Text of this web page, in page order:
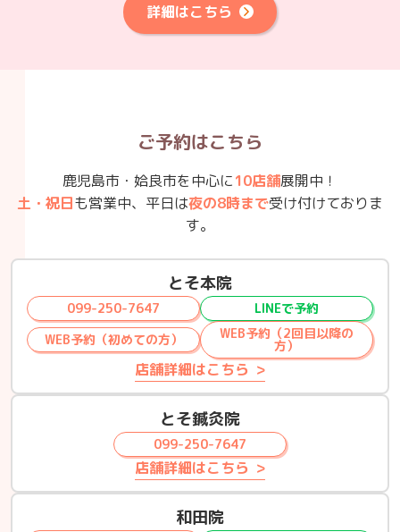
詳細はこちら
ご予約はこちら
鹿児島市・姶良市を中心に10店舗展開中！
土・祝日も営業中、平日は夜の8時まで受け付けておりま
す。
とそ本院
099-250-7647
LINEで予約
WEB予約（初めての方）
WEB予約（2回目以降の
方）
店舗詳細はこちら
とそ鍼灸院
099-250-7647
店舗詳細はこちら
和田院